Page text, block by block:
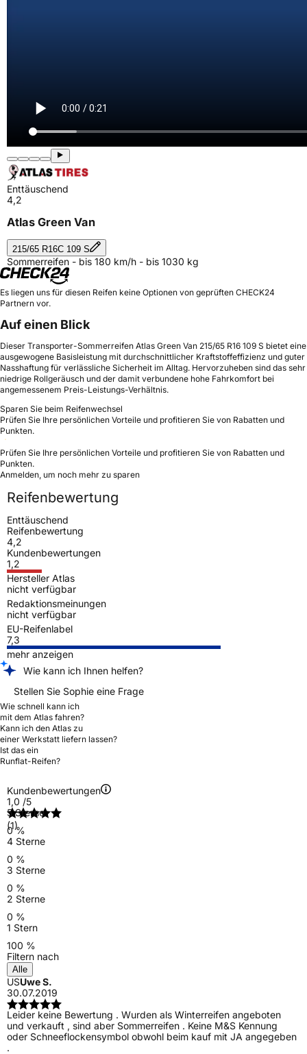
Enttäuschend
4,2
Atlas Green Van
215/65 R16C 109 S
Sommerreifen - bis 180 km/h - bis 1030 kg
Es liegen uns für diesen Reifen keine Optionen von geprüften CHECK24
Partnern vor.
Auf einen Blick
Dieser Transporter-Sommerreifen Atlas Green Van 215/65 R16 109 S bietet eine
ausgewogene Basisleistung mit durchschnittlicher Kraftstoffeffizienz und guter
Nasshaftung für verlässliche Sicherheit im Alltag. Hervorzuheben sind das sehr
niedrige Rollgeräusch und der damit verbundene hohe Fahrkomfort bei
angemessenem Preis-Leistungs-Verhältnis.
Sparen Sie beim Reifenwechsel
Prüfen Sie Ihre persönlichen Vorteile und profitieren Sie von Rabatten und
Punkten.
Prüfen Sie Ihre persönlichen Vorteile und profitieren Sie von Rabatten und
Punkten.
Anmelden, um noch mehr zu sparen
Reifenbewertung
Enttäuschend
Reifenbewertung
4,2
Kundenbewertungen
1,2
Hersteller Atlas
nicht verfügbar
Redaktionsmeinungen
nicht verfügbar
EU-Reifenlabel
7,3
mehr anzeigen
Wie kann ich Ihnen helfen?
Stellen Sie Sophie eine Frage
Wie schnell kann ich
mit dem Atlas fahren?
Kann ich den Atlas zu
einer Werkstatt liefern lassen?
Ist das ein
Runflat-Reifen?
Kundenbewertungen
1,0 /5
(1)
5 Sterne
0 %
4 Sterne
0 %
3 Sterne
0 %
2 Sterne
0 %
1 Stern
100 %
Filtern nach
Alle
USUwe S.
30.07.2019
Leider keine Bewertung . Wurden als Winterreifen angeboten
und verkauft , sind aber Sommerreifen . Keine M&S Kennung
oder Schneeflockensymbol obwohl beim kauf mit JA angegeben
.